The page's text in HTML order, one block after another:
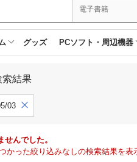
電子書籍
グッズ PCソフト・周辺機器
索結果
03
せんでした。
った絞り込みなしの検索結果を表